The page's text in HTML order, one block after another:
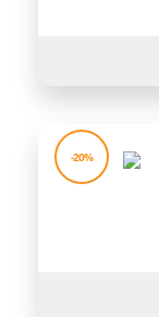
-20%